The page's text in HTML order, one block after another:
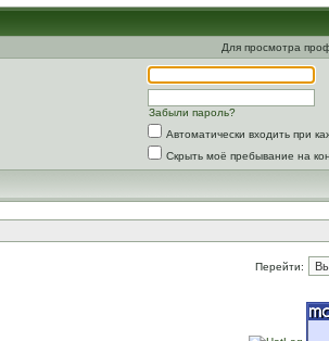
Для просмотра
Забыли пароль?
Автоматически входить при
Скрыть моё пребывание на
Перейти: